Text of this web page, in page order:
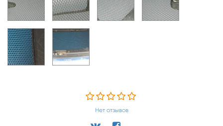
Нет отзывов